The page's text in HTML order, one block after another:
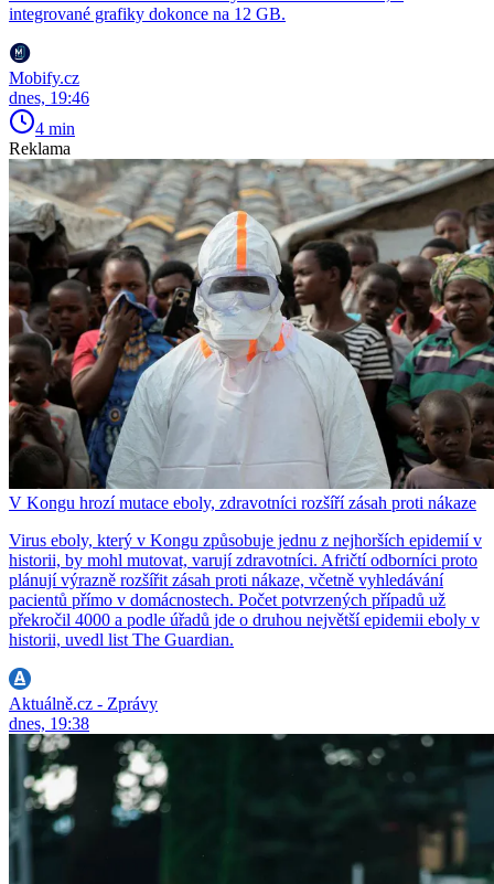
integrované grafiky dokonce na 12 GB.
Mobify.cz
dnes, 19:46
4 min
Reklama
V Kongu hrozí mutace eboly, zdravotníci rozšíří zásah proti nákaze
Virus eboly, který v Kongu způsobuje jednu z nejhorších epidemií v
historii, by mohl mutovat, varují zdravotníci. Afričtí odborníci proto
plánují výrazně rozšířit zásah proti nákaze, včetně vyhledávání
pacientů přímo v domácnostech. Počet potvrzených případů už
překročil 4000 a podle úřadů jde o druhou největší epidemii eboly v
historii, uvedl list The Guardian.
Aktuálně.cz - Zprávy
dnes, 19:38